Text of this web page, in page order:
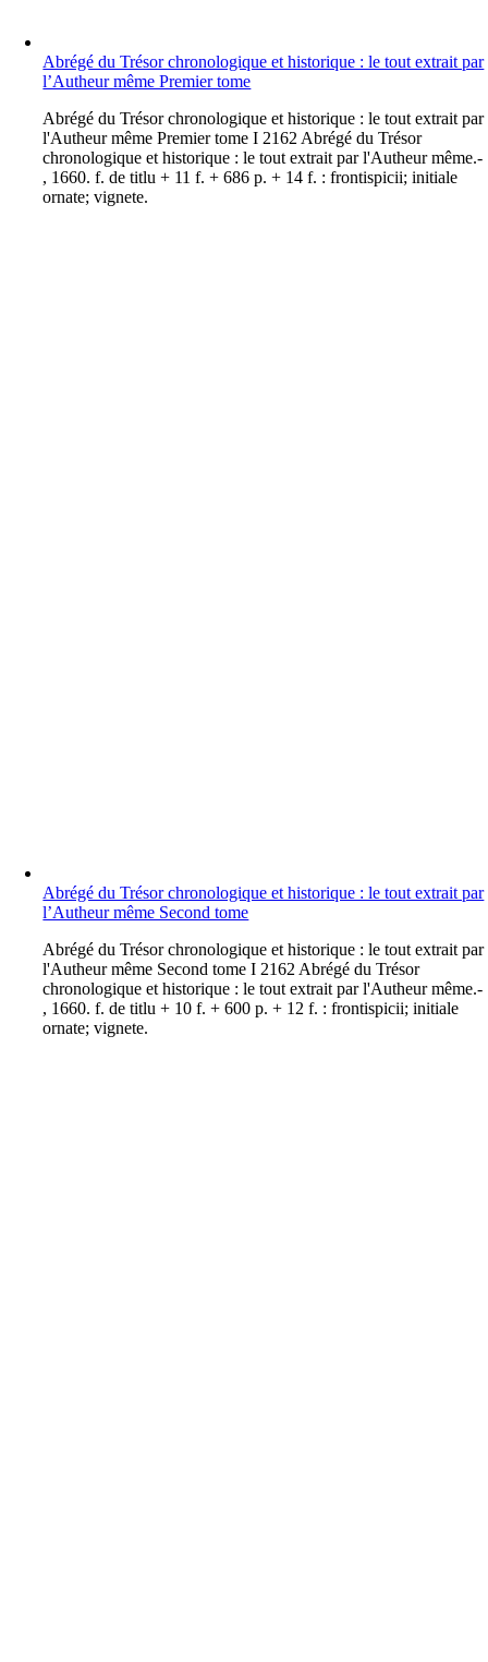
Abrégé du Trésor chronologique et historique : le tout extrait par
l’Autheur même Premier tome
Abrégé du Trésor chronologique et historique : le tout extrait par
l'Autheur même Premier tome I 2162 Abrégé du Trésor
chronologique et historique : le tout extrait par l'Autheur même.-
, 1660. f. de titlu + 11 f. + 686 p. + 14 f. : frontispicii; initiale
ornate; vignete.
Abrégé du Trésor chronologique et historique : le tout extrait par
l’Autheur même Second tome
Abrégé du Trésor chronologique et historique : le tout extrait par
l'Autheur même Second tome I 2162 Abrégé du Trésor
chronologique et historique : le tout extrait par l'Autheur même.-
, 1660. f. de titlu + 10 f. + 600 p. + 12 f. : frontispicii; initiale
ornate; vignete.